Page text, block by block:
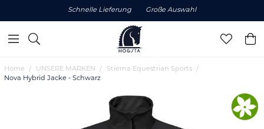
Schnelle Lieferung Große Auswahl
Home UNSERE MARKEN
Stierna Equestrian Sports
Nova Hybrid Jacke - Schwarz